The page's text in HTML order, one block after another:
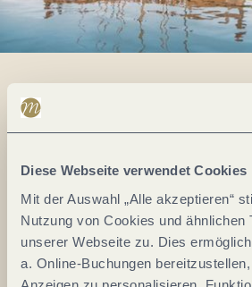
Diese Webseite verwendet Cookies
Mit der Auswahl „Alle akzeptieren“
Nutzung von Cookies und ähnlichen
unserer Webseite zu. Dies
a. Online-Buchungen
Alles im
Mosel im Abo: Mit
Ihre
E-
Mail-
Adresse: